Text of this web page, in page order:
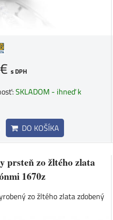
s DPH
SKLADOM - ihneď k
DO KOŠÍKA
prsteň zo žltého zlata
1670z
zo žltého zlata zdobený